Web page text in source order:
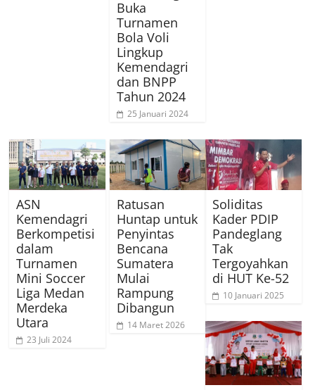
Buka
Turnamen
Bola Voli
Lingkup
Kemendagri
dan BNPP
Tahun 2024
25 Januari 2024
ASN
Kemendagri
Berkompetisi
dalam
Turnamen
Mini Soccer
Liga Medan
Merdeka
Utara
23 Juli 2024
Ratusan
Huntap untuk
Penyintas
Bencana
Sumatera
Mulai
Rampung
Dibangun
14 Maret 2026
Soliditas
Kader PDIP
Pandeglang
Tak
Tergoyahkan
di HUT Ke-52
10 Januari 2025